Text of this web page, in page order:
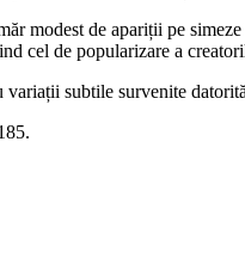
modest de apariții pe
cel de popularizare a
subtile survenite